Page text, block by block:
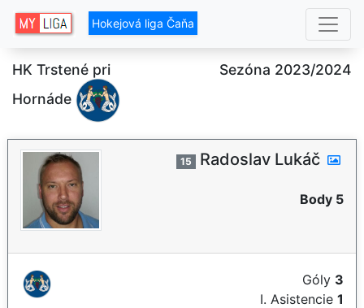
Hokejová liga Čaňa
HK Trstené pri
Hornáde
Sezóna 2023/2024
15 Radoslav Lukáč
Body 5
Góly 3
I. Asistencie 1